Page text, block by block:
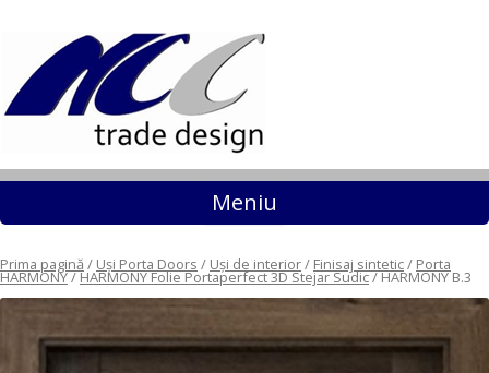
Meniu Sari la conținut
Prima pagină / Uși Porta Doors / Uși de interior/ Finisaj sintetic/ Porta
HARMONY/HARMONY Folie Portaperfect 3D Stejar Sudic/ HARMONY B.3